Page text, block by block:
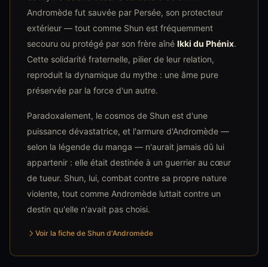
Andromède fut sauvée par Persée, son protecteur
extérieur — tout comme Shun est fréquemment
secouru ou protégé par son frère aîné Ikki du Phénix.
Cette solidarité fraternelle, pilier de leur relation,
reproduit la dynamique du mythe : une âme pure
préservée par la force d'un autre.
Paradoxalement, le cosmos de Shun est d'une
puissance dévastatrice, et l'armure d'Andromède —
selon la légende du manga — n'aurait jamais dû lui
appartenir : elle était destinée à un guerrier au cœur
de tueur. Shun, lui, combat contre sa propre nature
violente, tout comme Andromède luttait contre un
destin qu'elle n'avait pas choisi.
Voir la fiche de Shun d'Andromède